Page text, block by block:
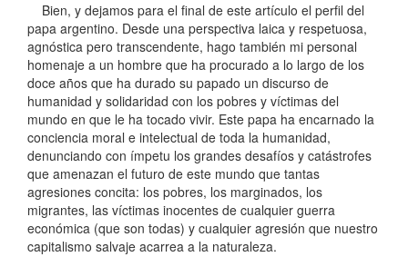
Bien, y dejamos para el final de este artículo el perfil del
papa argentino. Desde una perspectiva laica y respetuosa,
agnóstica pero transcendente, hago también mi personal
homenaje a un hombre que ha procurado a lo largo de los
doce años que ha durado su papado un discurso de
humanidad y solidaridad con los pobres y víctimas del
mundo en que le ha tocado vivir. Este papa ha encarnado la
conciencia moral e intelectual de toda la humanidad,
denunciando con ímpetu los grandes desafíos y catástrofes
que amenazan el futuro de este mundo que tantas
agresiones concita: los pobres, los marginados, los
migrantes, las víctimas inocentes de cualquier guerra
económica (que son todas) y cualquier agresión que nuestro
capitalismo salvaje acarrea a la naturaleza.